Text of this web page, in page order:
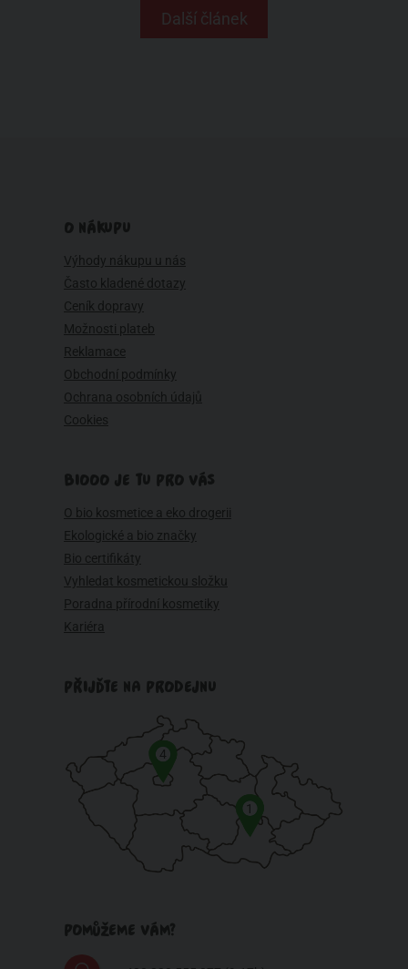
Další článek
O NÁKUPU
Výhody nákupu u nás
Často kladené dotazy
Ceník dopravy
Možnosti plateb
Reklamace
Obchodní podmínky
Ochrana osobních údajů
Cookies
BIOOO JE TU PRO VÁS
O bio kosmetice a eko drogerii
Ekologické a bio značky
Bio certifikáty
Vyhledat kosmetickou složku
Poradna přírodní kosmetiky
Kariéra
PŘIJĎTE NA PRODEJNU
1
4
POMŮŽEME VÁM?